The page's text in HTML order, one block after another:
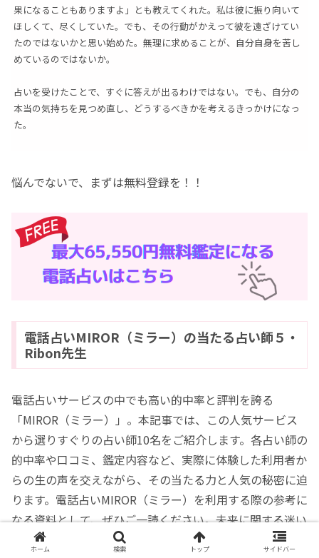
果になることもありますよ」とも教えてくれた。私は彼に振り向いて
ほしくて、尽くしていた。でも、その行動がかえって彼を遠ざけてい
たのではないかと思い始めた。無理に求めることが、自分自身を苦し
めているのではないか。
占いを受けたことで、すぐに答えが出るわけではない。でも、自分の
本当の気持ちを見つめ直し、どうするべきかを考えるきっかけになっ
た。
悩んでないで、まずは無料登録を！！
電話占いMIROR（ミラー）の当たる占い師５・
Ribon先生
電話占いサービスの中でも高い的中率と評判を誇る
「MIROR（ミラー）」。本記事では、この人気サービス
から選りすぐりの占い師10名をご紹介します。各占い師の
的中率や口コミ、鑑定内容など、実際に体験した利用者か
らの生の声を交えながら、その当たる力と人気の秘密に迫
ります。電話占いMIROR（ミラー）を利用する際の参考に
なる資料として、ぜひご一読ください。未来に関する迷い
や悩みを抱える方々にとって、当たる占い師の存在は一層
ホーム 検索 トップ サイドバー